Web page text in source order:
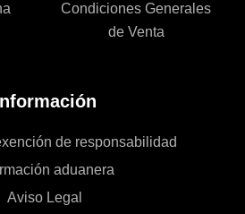
Condiciones Generales
de Venta
de responsabilidad
aduanera
Aviso Legal